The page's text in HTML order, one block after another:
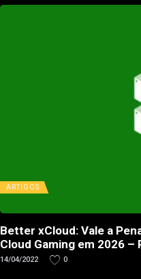
ARTIGOS
Better xCloud: Vale a
Cloud Gaming em 2026 –
14/04/2022 0